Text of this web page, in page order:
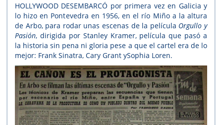
HOLLYWOOD DESEMBARCÓ por primera vez en Galicia y
lo hizo en Pontevedra en 1956, en el río Miño a la altura
de Arbo, para rodar unas escenas de la película Orgullo y
Pasión, dirigida por Stanley Kramer, película que pasó a
la historia sin pena ni gloria pese a que el cartel era de lo
mejor: Frank Sinatra, Cary Grant ySophia Loren.